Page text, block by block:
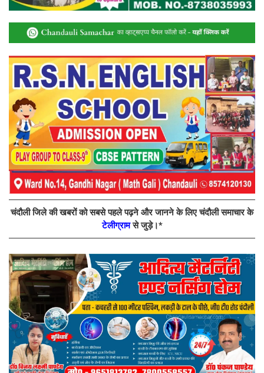
चंदौली जिले की खबरों को सबसे पहले पढ़ने और जानने के लिए चंदौली समाचार के
टेलीग्रामसे जुड़े।*